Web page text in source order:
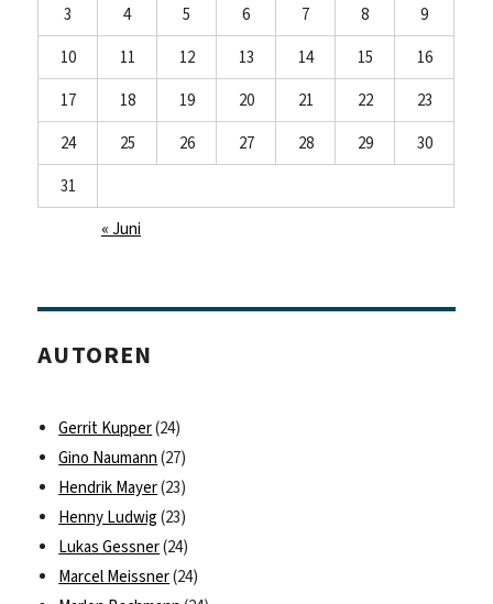
3
4 5 6 7 8
9
10
11 12 13 14 15
16
17
18 19 20 21 22
23
24
25 26 27 28 29
30
31
« Juni
AUTOREN
Gerrit Kupper(24)
Gino Naumann (27)
Hendrik Mayer(23)
Henny Ludwig (23)
Lukas Gessner(24)
Marcel Meissner(24)